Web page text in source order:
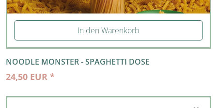
In den Warenkorb
NOODLE MONSTER - SPAGHETTI DOSE
24,50 EUR *